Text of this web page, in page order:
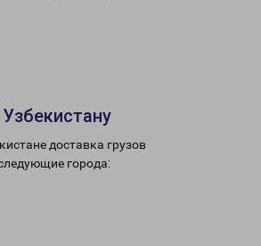
доставка грузов
города: